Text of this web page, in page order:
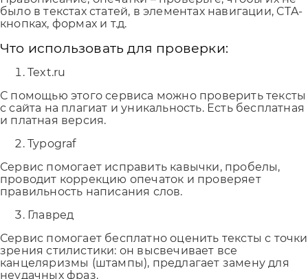
было в текстах статей, в элементах навигации, CTA-
кнопках, формах и т.д.
Что использовать для проверки:
Text.ru
С помощью этого сервиса можно проверить тексты
с сайта на плагиат и уникальность. Есть бесплатная
и платная версия.
Typograf
Сервис помогает исправить кавычки, пробелы,
проводит коррекцию опечаток и проверяет
правильность написания слов.
Главред
Сервис помогает бесплатно оценить тексты с точки
зрения стилистики: он высвечивает все
канцеляризмы (штампы), предлагает замену для
неудачных фраз.